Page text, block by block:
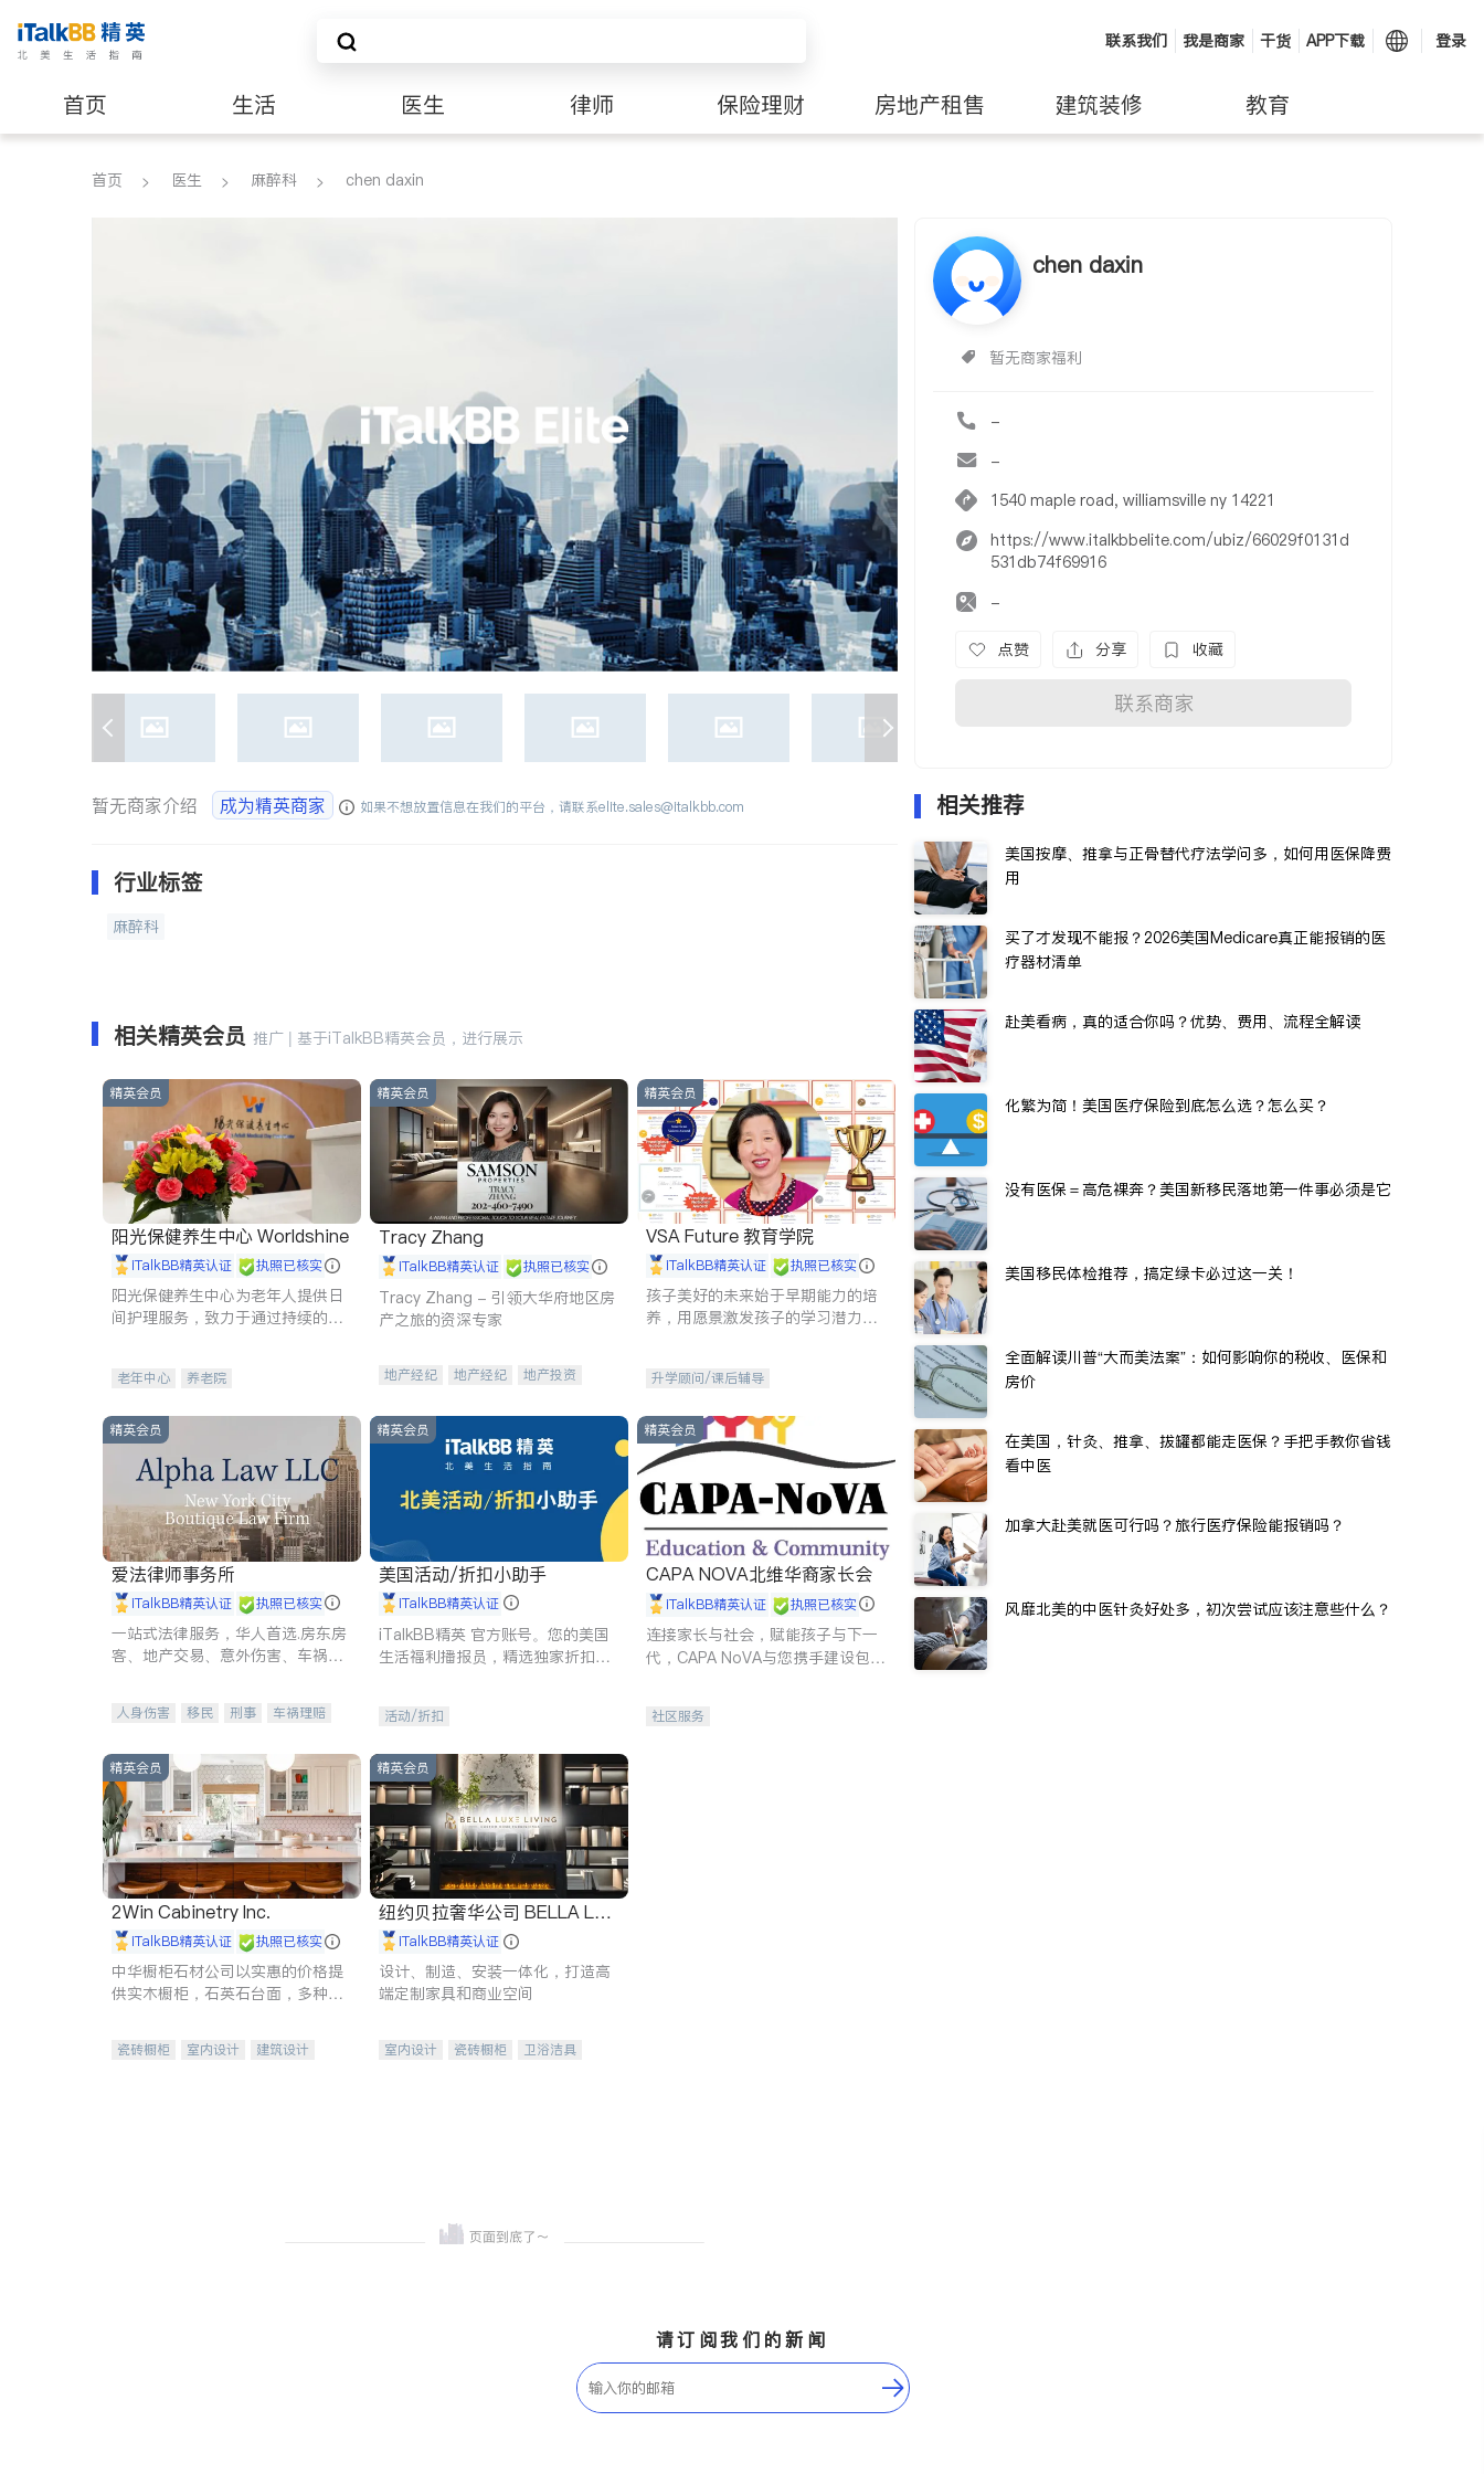
联系我们 我是商家 干货 APP下载 登录
首页 生活 医生 律师 保险理财 房地产租售 建筑装修 教育
养老 非盈利组织
首页 医生 麻醉科 chen daxin
chen daxin
暂无商家福利
-
-
1540 maple road, williamsville ny 14221
https://www.italkbbelite.com/ubiz/66029f0131d
531db74f69916
-
点赞 分享 收藏
联系商家
暂无商家介绍 成为精英商家 如果不想放置信息在我们的平台，请联系elite.sales@italkbb.com
行业标签
麻醉科
相关精英会员 推广 | 基于iTalkBB精英会员，进行展示
精英会员
阳光保健养生中心 Worldshine
iTalkBB精英认证 执照已核实
阳光保健养生中心为老年人提供日
间护理服务，致力于通过持续的护
老年中心 养老院
精英会员
Tracy Zhang
iTalkBB精英认证 执照已核实
Tracy Zhang - 引领大华府地区房
产之旅的资深专家
地产经纪 地产经纪
地产投资
精英会员
VSA Future 教育学院
iTalkBB精英认证 执照已核实
孩子美好的未来始于早期能力的培
养，用愿景激发孩子的学习潜力和
升学顾问/课后辅导
精英会员
爱法律师事务所
iTalkBB精英认证 执照已核实
一站式法律服务，华人首选.房东房
客、地产交易、意外伤害、车祸重
人身伤害 移民 刑事
车祸理赔
商标注册
索赔 律师-其它 保释
精英会员
美国活动/折扣小助手
iTalkBB精英认证
iTalkBB精英 官方账号。您的美国
生活福利播报员，精选独家折扣、
活动/折扣
精英会员
CAPA NOVA北维华裔家长会
iTalkBB精英认证 执照已核实
连接家长与社会，赋能孩子与下一
代，CAPA NoVA与您携手建设包
社区服务
精英会员
2Win Cabinetry Inc.
iTalkBB精英认证 执照已核实
中华橱柜石材公司以实惠的价格提
供实木橱柜，石英石台面，多种优
机。品质厨房，家的选择。
瓷砖橱柜 室内设计
建筑设计
精英会员
纽约贝拉奢华公司 BELLA LUX
E iTalkBB精英认证
设计、制造、安装一体化，打造高
端定制家具和商业空间
室内设计 瓷砖橱柜
卫浴洁具
相关推荐
美国按摩、推拿与正骨替代疗法学问多，如何用医保降费
用
买了才发现不能报？2026美国Medicare真正能报销的医
疗器材清单
赴美看病，真的适合你吗？优势、费用、流程全解读
化繁为简！美国医疗保险到底怎么选？怎么买？
没有医保＝高危裸奔？美国新移民落地第一件事必须是它
美国移民体检推荐，搞定绿卡必过这一关！
全面解读川普“大而美法案”：如何影响你的税收、医保和
房价
在美国，针灸、推拿、拔罐都能走医保？手把手教你省钱
看中医
加拿大赴美就医可行吗？旅行医疗保险能报销吗？
风靡北美的中医针灸好处多，初次尝试应该注意些什么？
请订阅我们的新闻